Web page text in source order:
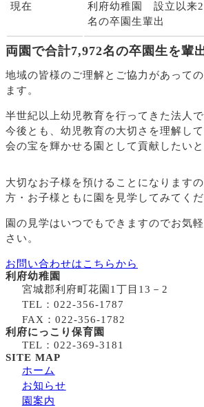
現在
利府幼稚園 設立以来
名の卒園生輩出
両園で合計7,972名の卒園生を輩
地域の皆様のご理解とご協力があって
ます。
半世紀以上幼児教育を行ってきた法人で
今後とも、幼児教育の大切さを理解し
会の宝を輝かせる園として貢献したいと
大切なお子様を預けることになります
方・お子様ともに園を見学してみてくだ
園の見学はいつでもできますのでお気
さい。
お問い合わせはこちらから
利府幼稚園
宮城郡利府町花園1丁目13－2
TEL：022-356-1787
FAX：022-356-1782
利府にっこり保育園
TEL：022-369-3181
SITE MAP
ホーム
お知らせ
園案内